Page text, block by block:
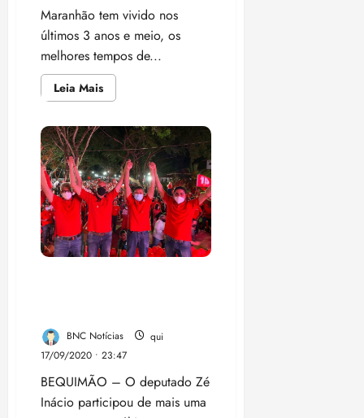
Maranhão tem vivido nos
últimos 3 anos e meio, os
melhores tempos de...
Leia MaisLeia
mais
marca
convenção
que
oficializou
candidatura
do
prefeito
de
Caxias,
Fábio
Gentil,
à
BNC Notícias
qui
17/09/2020 • 23:47
BEQUIMÃO – O deputado Zé
Inácio participou de mais uma